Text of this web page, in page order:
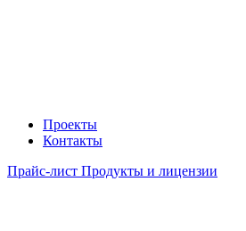
Проекты
Контакты
Прайс-лист Продукты и лицензии